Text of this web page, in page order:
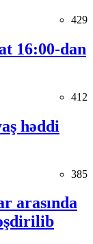
429
16:00-dan
412
həddi
385
arasında